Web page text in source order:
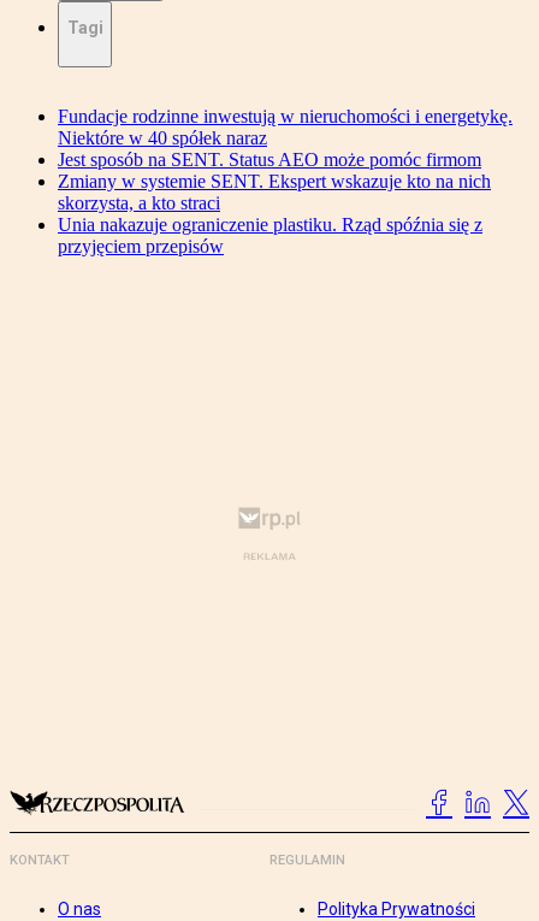
Tagi
Fundacje rodzinne inwestują w nieruchomości i energetykę.
Niektóre w 40 spółek naraz
Jest sposób na SENT. Status AEO może pomóc firmom
Zmiany w systemie SENT. Ekspert wskazuje kto na nich
skorzysta, a kto straci
Unia nakazuje ograniczenie plastiku. Rząd spóźnia się z
przyjęciem przepisów
KONTAKT
O nas
REGULAMIN
Polityka Prywatności